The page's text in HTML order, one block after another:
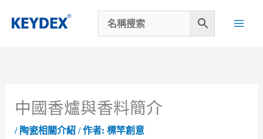
中國香爐與香料簡介
/ 陶瓷相關介紹/ 作者: 標竿創意